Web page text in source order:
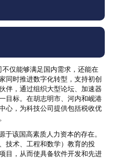
仅能够满足国内需求，还能在
同时推进数字化转型，支持初创
伴，通过组织大型论坛、加速器
目标。在胡志明市、河内和岘港
心，为科技公司提供包括税收优
该国高素质人力资本的存在。
技术、工程和数学）教育的投
目，从而使具备软件开发和先进